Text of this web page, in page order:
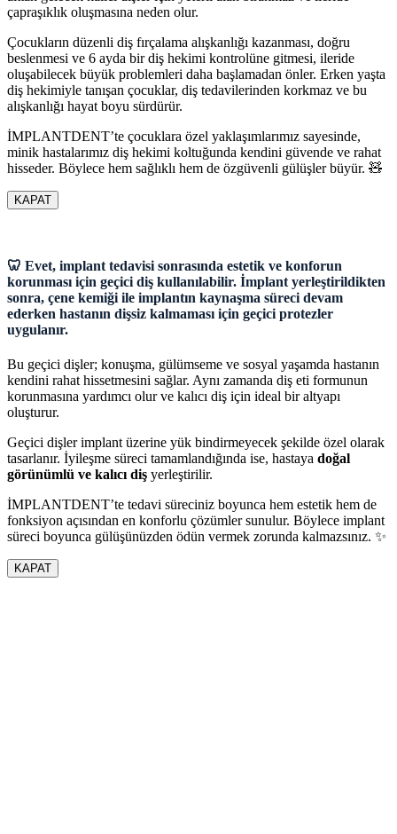
çapraşıklık oluşmasına neden olur.
Çocukların düzenli diş fırçalama alışkanlığı kazanması, doğru
beslenmesi ve 6 ayda bir diş hekimi kontrolüne gitmesi, ileride
oluşabilecek büyük problemleri daha başlamadan önler. Erken yaşta
diş hekimiyle tanışan çocuklar, diş tedavilerinden korkmaz ve bu
alışkanlığı hayat boyu sürdürür.
İMPLANTDENT’te çocuklara özel yaklaşımlarımız sayesinde,
minik hastalarımız diş hekimi koltuğunda kendini güvende ve rahat
hisseder. Böylece hem sağlıklı hem de özgüvenli gülüşler büyür. 🧸
KAPAT
🦷 Evet, implant tedavisi sonrasında estetik ve konforun
korunması için geçici diş kullanılabilir. İmplant yerleştirildikten
sonra, çene kemiği ile implantın kaynaşma süreci devam
ederken hastanın dişsiz kalmaması için geçici protezler
uygulanır.
Bu geçici dişler; konuşma, gülümseme ve sosyal yaşamda hastanın
kendini rahat hissetmesini sağlar. Aynı zamanda diş eti formunun
korunmasına yardımcı olur ve kalıcı diş için ideal bir altyapı
oluşturur.
Geçici dişler implant üzerine yük bindirmeyecek şekilde özel olarak
tasarlanır. İyileşme süreci tamamlandığında ise, hastaya doğal
görünümlü ve kalıcı diş yerleştirilir.
İMPLANTDENT’te tedavi süreciniz boyunca hem estetik hem de
fonksiyon açısından en konforlu çözümler sunulur. Böylece implant
süreci boyunca gülüşünüzden ödün vermek zorunda kalmazsınız. ✨
KAPAT